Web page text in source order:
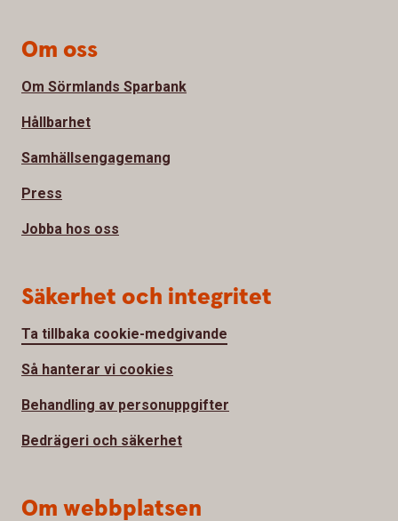
Om oss
Om Sörmlands Sparbank
Hållbarhet
Samhällsengagemang
Press
Jobba hos oss
Säkerhet och integritet
Ta tillbaka cookie-medgivande
Så hanterar vi cookies
Behandling av personuppgifter
Bedrägeri och säkerhet
Om webbplatsen